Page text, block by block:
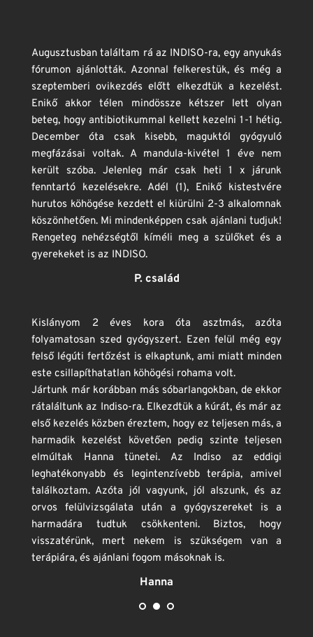
Augusztusban találtam rá az INDISO-ra, egy anyukás
fórumon ajánlották. Azonnal felkerestük, és még a
szeptemberi ovikezdés előtt elkezdtük a kezelést.
Enikő akkor télen mindössze kétszer lett olyan
beteg, hogy antibiotikummal kellett kezelni 1-1 hétig.
December óta csak kisebb, maguktól gyógyuló
megfázásai voltak. A mandula-kivétel 1 éve nem
került szóba. Jelenleg már csak heti 1 x járunk
fenntartó kezelésekre. Adél (1), Enikő kistestvére
hurutos köhögése kezdett el kiürülni 2-3 alkalomnak
köszönhetően. Mi mindenképpen csak ajánlani tudjuk!
Rengeteg nehézségtől kíméli meg a szülőket és a
gyerekeket is az INDISO.
P. család
Kislányom 2 éves kora óta asztmás, azóta
folyamatosan szed gyógyszert. Ezen felül még egy
felső légúti fertőzést is elkaptunk, ami miatt minden
este csillapíthatatlan köhögési rohama volt.
Jártunk már korábban más sóbarlangokban, de ekkor
rátaláltunk az Indiso-ra. Elkezdtük a kúrát, és már az
első kezelés közben éreztem, hogy ez teljesen más, a
harmadik kezelést követően pedig szinte teljesen
elmúltak Hanna tünetei. Az Indiso az eddigi
leghatékonyabb és legintenzívebb terápia, amivel
találkoztam. Azóta jól vagyunk, jól alszunk, és az
orvos felülvizsgálata után a gyógyszereket is a
harmadára tudtuk csökkenteni. Biztos, hogy
visszatérünk, mert nekem is szükségem van a
terápiára, és ajánlani fogom másoknak is.
Hanna